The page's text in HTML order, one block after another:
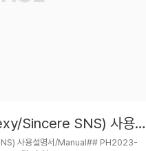
Sincere SNS) 사용
사용설명서/Manual## PH2023-